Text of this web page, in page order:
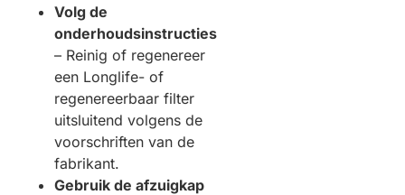
Volg de
onderhoudsinstructies
– Reinig of regenereer
een Longlife- of
regenereerbaar filter
uitsluitend volgens de
voorschriften van de
fabrikant.
Gebruik de afzuigkap